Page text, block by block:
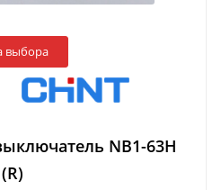
выбора
NB1-63H